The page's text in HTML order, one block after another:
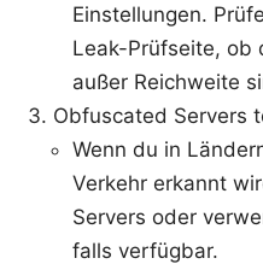
Einstellungen.
Leak-Prüfseite, ob
außer Reichweite
Obfuscated Servers
Wenn du in
Verkehr erkannt
Servers oder
falls verfügbar.